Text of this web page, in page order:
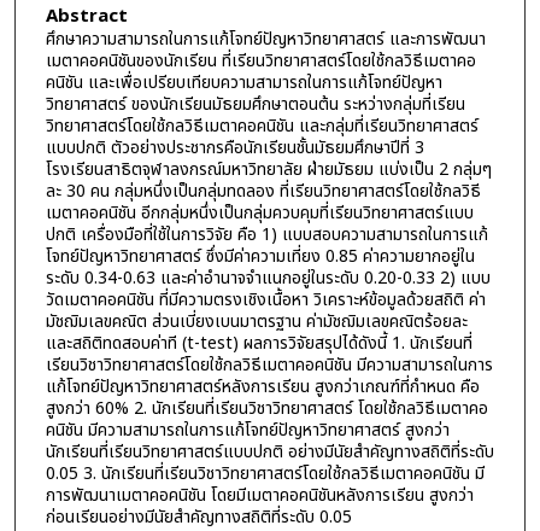
Abstract
ศึกษาความสามารถในการแก้โจทย์ปัญหาวิทยาศาสตร์ และการพัฒนา
เมตาคอคนิชันของนักเรียน ที่เรียนวิทยาศาสตร์โดยใช้กลวิธีเมตาคอ
คนิชัน และเพื่อเปรียบเทียบความสามารถในการแก้โจทย์ปัญหา
วิทยาศาสตร์ ของนักเรียนมัธยมศึกษาตอนต้น ระหว่างกลุ่มที่เรียน
วิทยาศาสตร์โดยใช้กลวิธีเมตาคอคนิชัน และกลุ่มที่เรียนวิทยาศาสตร์
แบบปกติ ตัวอย่างประชากรคือนักเรียนชั้นมัธยมศึกษาปีที่ 3
โรงเรียนสาธิตจุฬาลงกรณ์มหาวิทยาลัย ฝ่ายมัธยม แบ่งเป็น 2 กลุ่มๆ
ละ 30 คน กลุ่มหนึ่งเป็นกลุ่มทดลอง ที่เรียนวิทยาศาสตร์โดยใช้กลวิธี
เมตาคอคนิชัน อีกกลุ่มหนึ่งเป็นกลุ่มควบคุมที่เรียนวิทยาศาสตร์แบบ
ปกติ เครื่องมือที่ใช้ในการวิจัย คือ 1) แบบสอบความสามารถในการแก้
โจทย์ปัญหาวิทยาศาสตร์ ซึ่งมีค่าความเที่ยง 0.85 ค่าความยากอยู่ใน
ระดับ 0.34-0.63 และค่าอำนาจจำแนกอยู่ในระดับ 0.20-0.33 2) แบบ
วัดเมตาคอคนิชัน ที่มีความตรงเชิงเนื้อหา วิเคราะห์ข้อมูลด้วยสถิติ ค่า
มัชฌิมเลขคณิต ส่วนเบี่ยงเบนมาตรฐาน ค่ามัชฌิมเลขคณิตร้อยละ
และสถิติทดสอบค่าที (t-test) ผลการวิจัยสรุปได้ดังนี้ 1. นักเรียนที่
เรียนวิชาวิทยาศาสตร์โดยใช้กลวิธีเมตาคอคนิชัน มีความสามารถในการ
แก้โจทย์ปัญหาวิทยาศาสตร์หลังการเรียน สูงกว่าเกณฑ์ที่กำหนด คือ
สูงกว่า 60% 2. นักเรียนที่เรียนวิชาวิทยาศาสตร์ โดยใช้กลวิธีเมตาคอ
คนิชัน มีความสามารถในการแก้โจทย์ปัญหาวิทยาศาสตร์ สูงกว่า
นักเรียนที่เรียนวิทยาศาสตร์แบบปกติ อย่างมีนัยสำคัญทางสถิติที่ระดับ
0.05 3. นักเรียนที่เรียนวิชาวิทยาศาสตร์โดยใช้กลวิธีเมตาคอคนิชัน มี
การพัฒนาเมตาคอคนิชัน โดยมีเมตาคอคนิชันหลังการเรียน สูงกว่า
ก่อนเรียนอย่างมีนัยสำคัญทางสถิติที่ระดับ 0.05